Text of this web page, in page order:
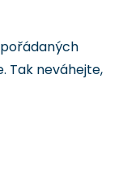
Tak neváhejte,